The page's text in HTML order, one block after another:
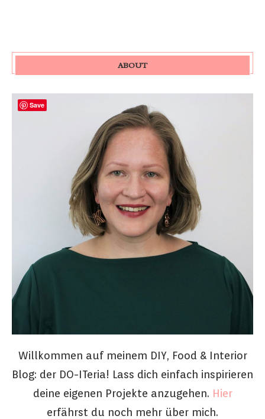
ABOUT
Willkommen auf meinem DIY, Food & Interior
Blog: der DO-ITeria! Lass dich einfach inspirieren
deine eigenen Projekte anzugehen. Hier
erfährst du noch mehr über mich.
Save